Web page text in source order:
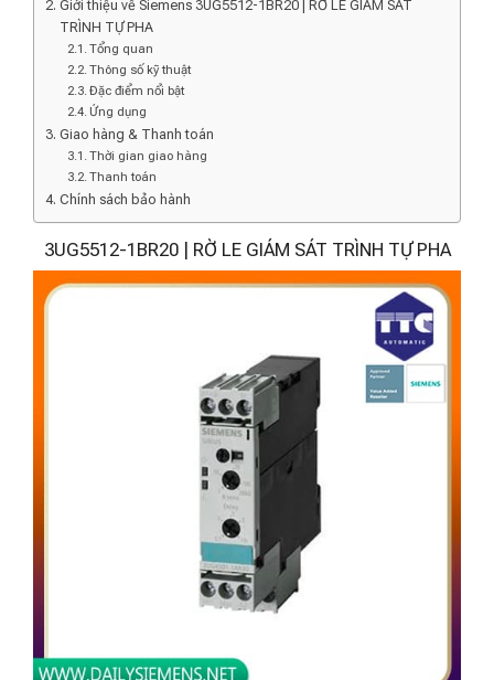
Giới thiệu về Siemens 3UG5512-1BR20 | RỜ LE GIÁM SÁT
TRÌNH TỰ PHA
Tổng quan
Thông số kỹ thuật
Đặc điểm nổi bật
Ứng dụng
Giao hàng & Thanh toán
Thời gian giao hàng
Thanh toán
Chính sách bảo hành
3UG5512-1BR20 | RỜ LE GIÁM SÁT TRÌNH TỰ PHA